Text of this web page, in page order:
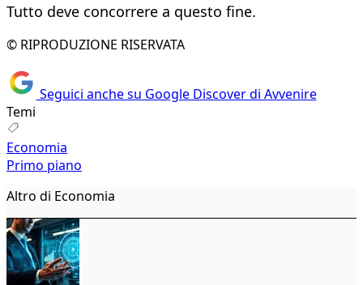
Tutto deve concorrere a questo fine.
© RIPRODUZIONE RISERVATA
Seguici anche su Google Discover di Avvenire
Temi
Economia
Primo piano
Altro di Economia